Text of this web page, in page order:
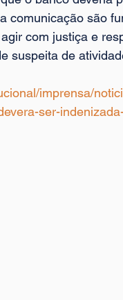
comunicação são
com justiça e
suspeita de
imprensa/
ser-